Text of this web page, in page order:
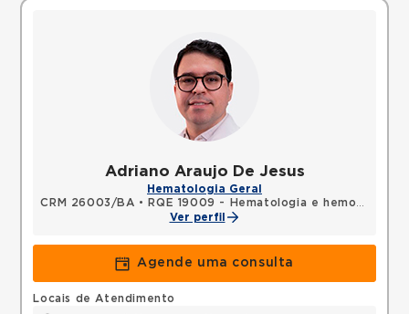
Adriano Araujo De Jesus
Hematologia Geral
CRM 26003/BA •
RQE 19009 - Hematologia e hemoterapia
Ver perfil
Agende uma consulta
Locais de Atendimento